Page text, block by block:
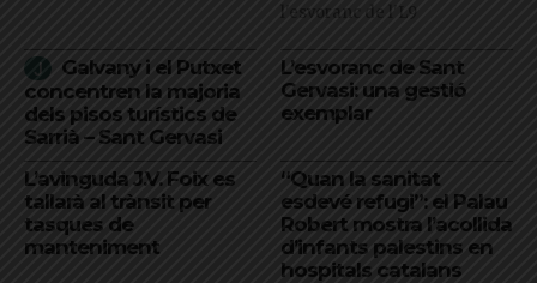
l'esvoranc de l'L9
Galvany i el Putxet
concentren la majoria
dels pisos turístics de
Sarrià – Sant Gervasi
L’esvoranc de Sant
Gervasi: una gestió
exemplar
L’avinguda J.V. Foix es
tallarà al trànsit per
tasques de
manteniment
“Quan la sanitat
esdevé refugi”: el Palau
Robert mostra l’acollida
d’infants palestins en
hospitals catalans